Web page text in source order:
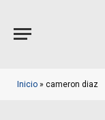
Inicio » cameron diaz